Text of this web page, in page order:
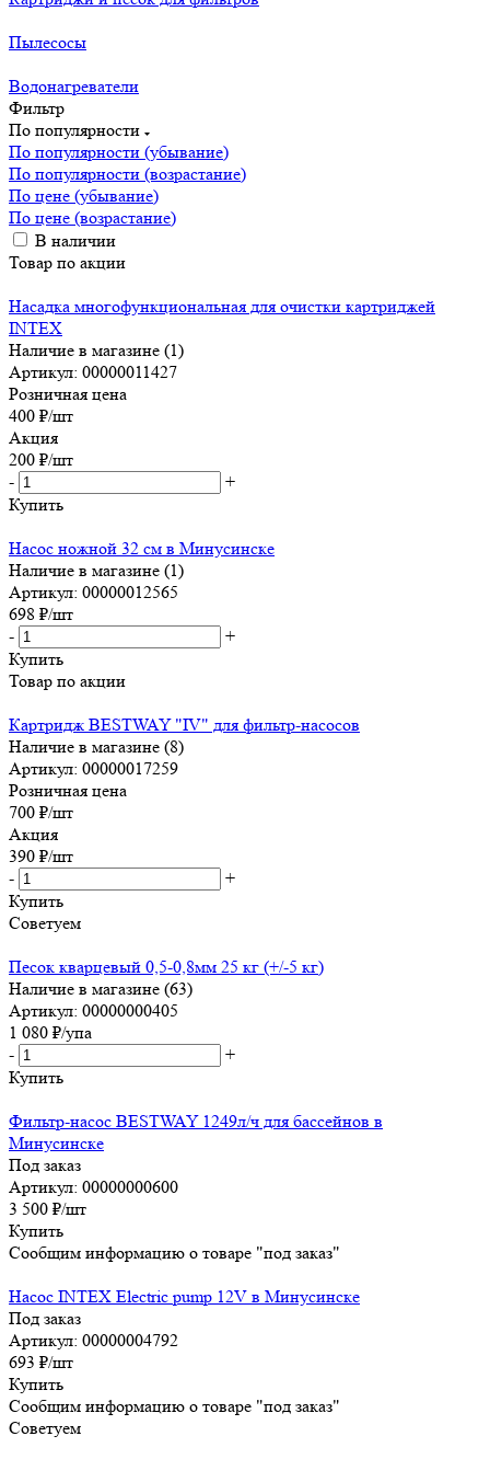
Пылесосы
Водонагреватели
Фильтр
По популярности
По популярности (убывание)
По популярности (возрастание)
По цене (убывание)
По цене (возрастание)
В наличии
Товар по акции
Насадка многофункциональная для очистки картриджей
INTEX
Наличие в магазине (1)
Артикул: 00000011427
Розничная цена
400 ₽/шт
Акция
200 ₽/шт
-
+
Купить
Насос ножной 32 см в Минусинске
Наличие в магазине (1)
Артикул: 00000012565
698 ₽/шт
-
+
Купить
Товар по акции
Картридж BESTWAY "IV" для фильтр-насосов
Наличие в магазине (8)
Артикул: 00000017259
Розничная цена
700 ₽/шт
Акция
390 ₽/шт
-
+
Купить
Советуем
Песок кварцевый 0,5-0,8мм 25 кг (+/-5 кг)
Наличие в магазине (63)
Артикул: 00000000405
1 080 ₽/упа
-
+
Купить
Фильтр-насос BESTWAY 1249л/ч для бассейнов в
Минусинске
Под заказ
Артикул: 00000000600
3 500 ₽/шт
Купить
Сообщим информацию о товаре "под заказ"
Насос INTEX Electric pump 12V в Минусинске
Под заказ
Артикул: 00000004792
693 ₽/шт
Купить
Сообщим информацию о товаре "под заказ"
Советуем